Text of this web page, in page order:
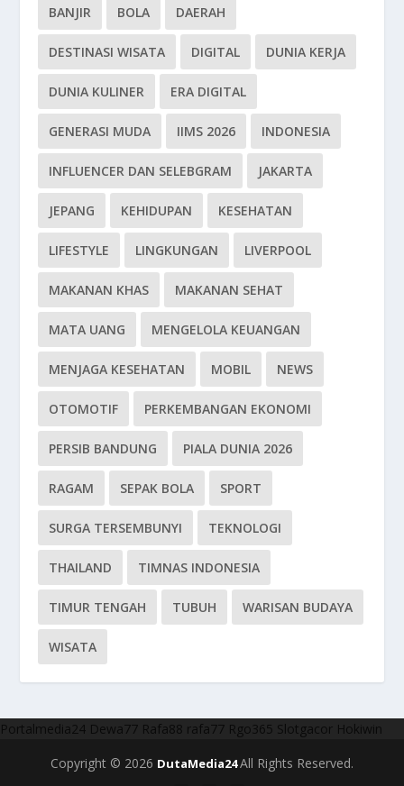
BANJIR BOLA DAERAH
DESTINASI WISATA DIGITAL DUNIA KERJA
DUNIA KULINER ERA DIGITAL
GENERASI MUDA IIMS 2026 INDONESIA
INFLUENCER DAN SELEBGRAM JAKARTA
JEPANG KEHIDUPAN KESEHATAN
LIFESTYLE LINGKUNGAN LIVERPOOL
MAKANAN KHAS MAKANAN SEHAT
MATA UANG MENGELOLA KEUANGAN
MENJAGA KESEHATAN MOBIL NEWS
OTOMOTIF PERKEMBANGAN EKONOMI
PERSIB BANDUNG PIALA DUNIA 2026
RAGAM SEPAK BOLA SPORT
SURGA TERSEMBUNYI TEKNOLOGI
THAILAND TIMNAS INDONESIA
TIMUR TENGAH TUBUH WARISAN BUDAYA
WISATA
Portalmedia24 Dewa77 Rafa88 rafa77 Rgo365 Slotgacor Hokiwin
Copyright © 2026 DutaMedia24All Rights Reserved.